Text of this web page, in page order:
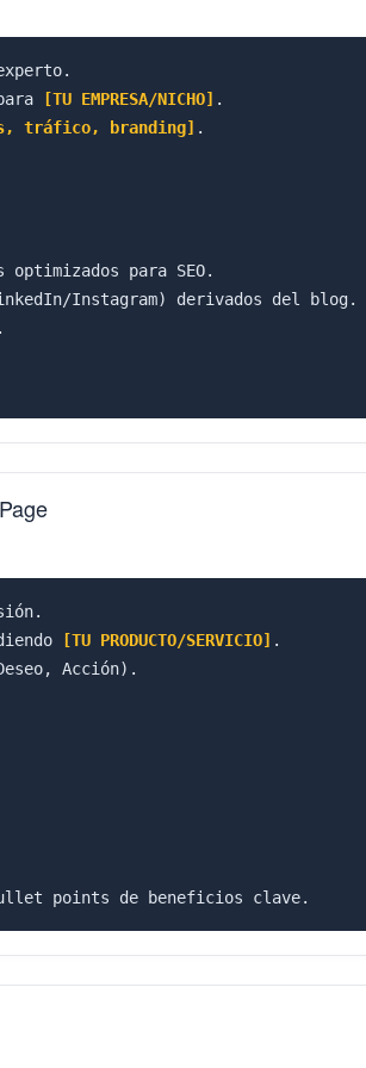
[TU EMPRESA/NICHO] .
tráfico, branding] .
para SEO.
Instagram) derivados del blog.
[TU PRODUCTO/SERVICIO] .
Acción).
points de beneficios clave.